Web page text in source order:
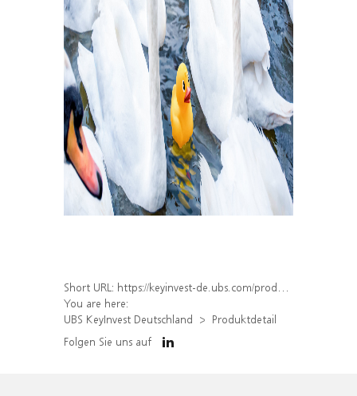
Short URL: https://keyinvest-de.ubs.com/produkt/detail/index/isin/DE000WA53GW9
You are here:
UBS KeyInvest Deutschland
Produktdetail
Folgen Sie uns auf